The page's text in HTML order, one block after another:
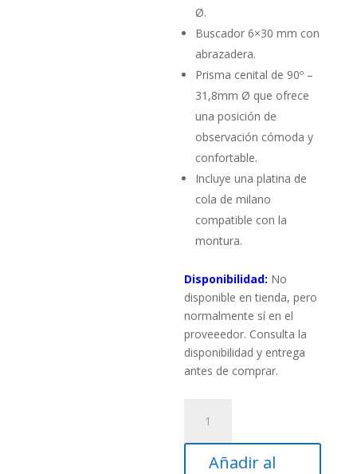
Ø.
Buscador 6×30 mm con
abrazadera.
Prisma cenital de 90º –
31,8mm Ø que ofrece
una posición de
observación cómoda y
confortable.
Incluye una platina de
cola de milano
compatible con la
montura.
Disponibilidad: No
disponible en tienda, pero
normalmente sí en el
proveeedor. Consulta la
disponibilidad y entrega
antes de comprar.
Celestron
CGX
Equatorial
Añadir al